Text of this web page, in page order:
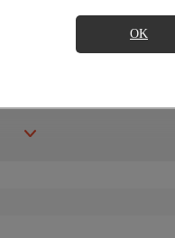
OK
ァッション、ビューティー
の逸品に出会う喜びを生放
ございます。